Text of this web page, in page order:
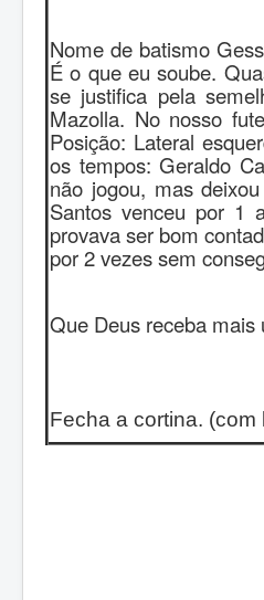
Nome de batismo
É o que eu soube.
se justifica pela
Mazolla. No nosso
Posição: Lateral
os tempos: Geraldo
não jogou, mas
Santos venceu por 1
provava ser bom
por 2 vezes sem
Que Deus receba mais
Fecha a cortina. (com